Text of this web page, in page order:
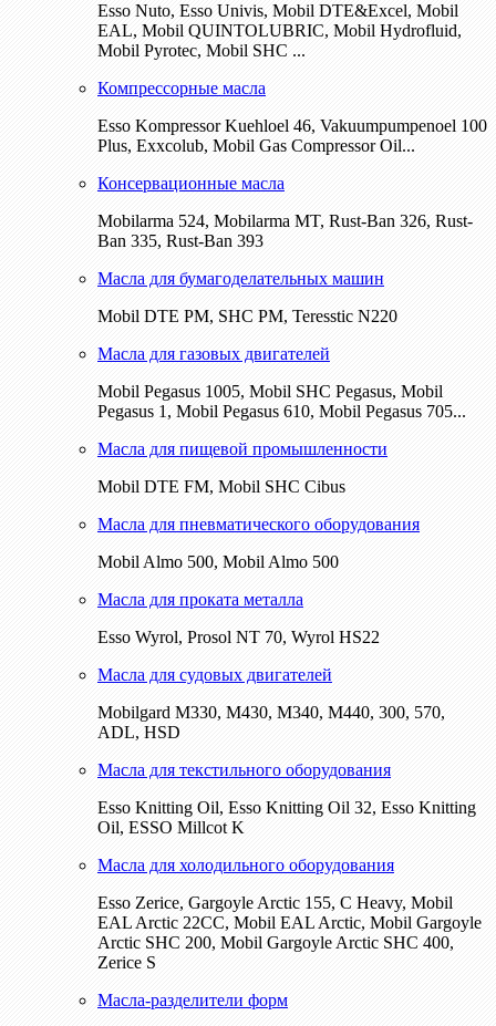
Esso Nuto, Esso Univis, Mobil DTE&Excel, Mobil
EAL, Mobil QUINTOLUBRIC, Mobil Hydrofluid,
Mobil Pyrotec, Mobil SHC ...
Компрессорные масла
Esso Kompressor Kuehloel 46, Vakuumpumpenoel 100
Plus, Exxcolub, Mobil Gas Compressor Oil...
Консервационные масла
Mobilarma 524, Mobilarma MT, Rust-Ban 326, Rust-
Ban 335, Rust-Ban 393
Масла для бумагоделательных машин
Mobil DTE РМ, SHC PM, Teresstic N220
Масла для газовых двигателей
Mobil Pegasus 1005, Mobil SHC Pegasus, Mobil
Pegasus 1, Mobil Pegasus 610, Mobil Pegasus 705...
Масла для пищевой промышленности
Mobil DTE FM, Mobil SHC Cibus
Масла для пневматического оборудования
Mobil Almo 500, Mobil Almo 500
Масла для проката металла
Esso Wyrol, Prosol NT 70, Wyrol HS22
Масла для судовых двигателей
Mobilgard M330, M430, M340, M440, 300, 570,
ADL, HSD
Масла для текстильного оборудования
Esso Knitting Oil, Esso Knitting Oil 32, Esso Knitting
Oil, ESSO Millcot K
Масла для холодильного оборудования
Esso Zerice, Gargoyle Arctic 155, С Heavy, Mobil
EAL Arctic 22CC, Mobil EAL Arctic, Mobil Gargoyle
Arctic SHC 200, Mobil Gargoyle Arctic SHC 400,
Zerice S
Масла-разделители форм